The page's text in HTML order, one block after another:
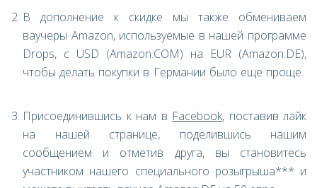
В дополнение к скидке мы также обмениваем
ваучеры Amazon, используемые в нашей программе
Drops, с USD (Amazon.COM) на EUR (Amazon.DE),
чтобы делать покупки в Германии было еще проще.
Присоединившись к нам в Facebook, поставив лайк
на нашей странице, поделившись нашим
сообщением и отметив друга, вы становитесь
участником нашего специального розыгрыша*** и